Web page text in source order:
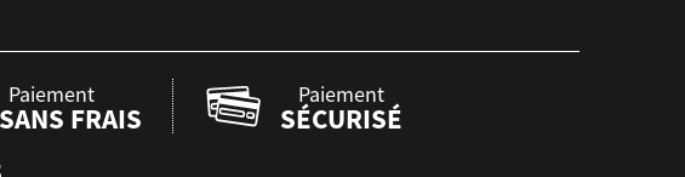
Paiement
FRAIS
Paiement
SÉCURISÉ